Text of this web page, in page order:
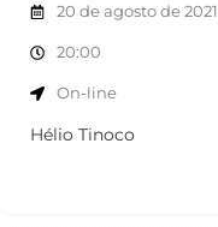
20 de agosto de 2021
20:00
On-line
Hélio Tinoco